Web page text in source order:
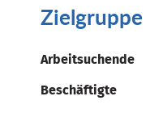
Zielgruppe
Arbeitsuchende
Beschäftigte